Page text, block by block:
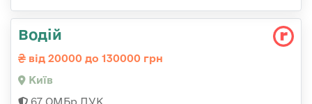
Водій
від 20000 до 130000 грн
Київ
67 ОМБр ДУК